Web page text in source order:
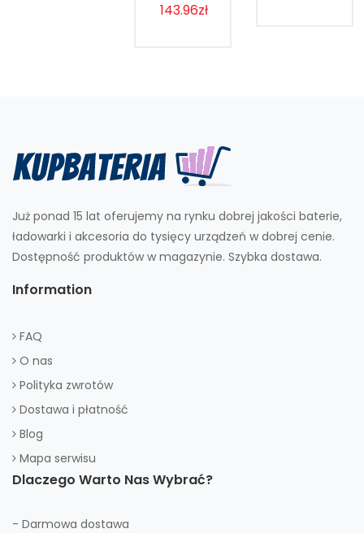
143.96zł
Już ponad 15 lat oferujemy na rynku dobrej jakości baterie,
ładowarki i akcesoria do tysięcy urządzeń w dobrej cenie.
Dostępność produktów w magazynie. Szybka dostawa.
Information
FAQ
O nas
Polityka zwrotów
Dostawa i płatność
Blog
Mapa serwisu
Dlaczego Warto Nas Wybrać?
- Darmowa dostawa